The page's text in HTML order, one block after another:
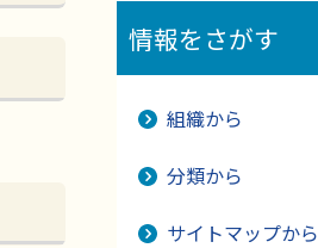
情報をさがす
組織から
分類から
サイトマップから